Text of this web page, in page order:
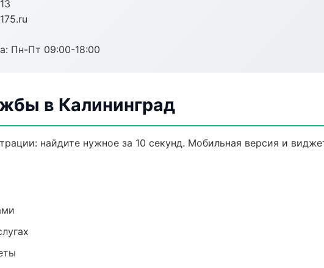
Пн-Пт 09:00-18:00
в Калининград
найдите нужное за 10 секунд. Мобильная версия и